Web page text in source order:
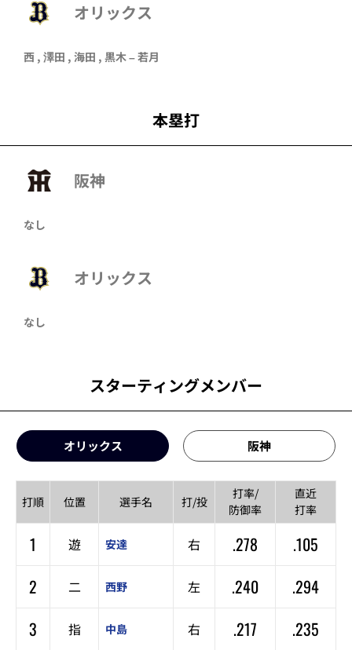
オリックス
西 , 澤田 , 海田 , 黒木–若月
本塁打
阪神
なし
オリックス
なし
スターティングメンバー
オリックス 阪神
打順 位置 選手名 打/投
打率/
防御率
直近
打率
1 遊 安達 右 .278
.105
2
二 西野 左 .240
.294
3
指 中島 右 .217 .235